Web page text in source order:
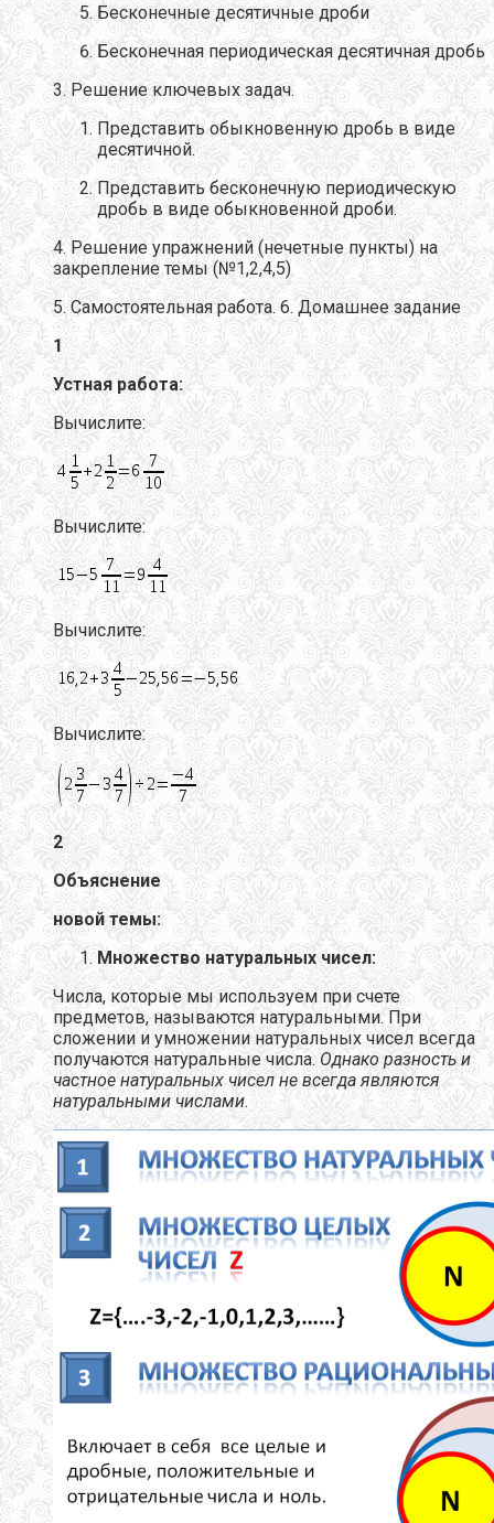
Бесконечные десятичные дроби
Бесконечная периодическая десятичная дробь
3. Решение ключевых задач.
Представить обыкновенную дробь в виде
десятичной.
Представить бесконечную периодическую
дробь в виде обыкновенной дроби.
4. Решение упражнений (нечетные пункты) на
закрепление темы (№1,2,4,5)
5. Самостоятельная работа. 6. Домашнее задание
1
Устная работа:
Вычислите:
Вычислите:
Вычислите:
Вычислите:
2
Объяснение
новой темы:
Множество натуральных чисел:
Числа, которые мы используем при счете
предметов, называются натуральными. При
сложении и умножении натуральных чисел всегда
получаются натуральные числа. Однако разность и
частное натуральных чисел не всегда являются
натуральными числами.